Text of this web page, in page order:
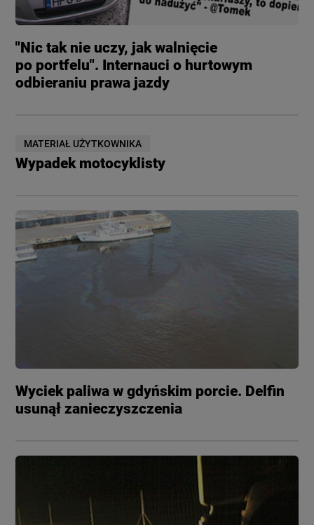
"Nic tak nie uczy, jak walnięcie
po portfelu". Internauci o hurtowym
odbieraniu prawa jazdy
MATERIAŁ UŻYTKOWNIKA
Wypadek motocyklisty
Wyciek paliwa w gdyńskim porcie. Delfin
usunął zanieczyszczenia